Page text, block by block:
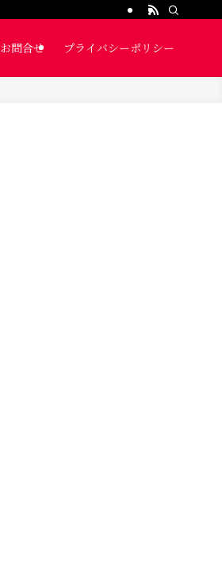
お問合せ プライバシーポリシー